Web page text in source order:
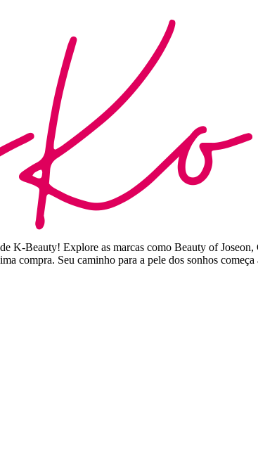
K-Beauty! Explore as marcas como Beauty of
compra. Seu caminho para a pele dos sonhos